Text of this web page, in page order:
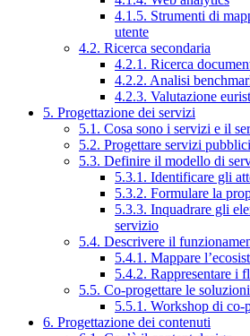
4.1.5. Strumenti di
utente
4.2. Ricerca secondaria
4.2.1. Ricerca
4.2.2. Analisi
4.2.3. Valutazione
5. Progettazione dei servizi
5.1. Cosa sono i servizi e il
5.2. Progettare servizi
5.3. Definire il modello di
5.3.1. Identificare gli
5.3.2. Formulare la
5.3.3. Inquadrare gli
servizio
5.4. Descrivere il
5.4.1. Mappare
5.4.2. Rappresentare i
5.5. Co-progettare le soluzioni
5.5.1. Workshop di co-
6. Progettazione dei contenuti